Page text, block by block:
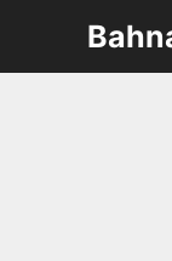
springen